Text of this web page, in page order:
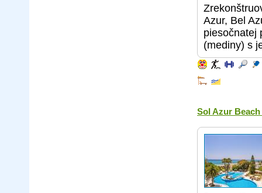
Azur, Bel
piesočnatej
(mediny) s
Sol Azur